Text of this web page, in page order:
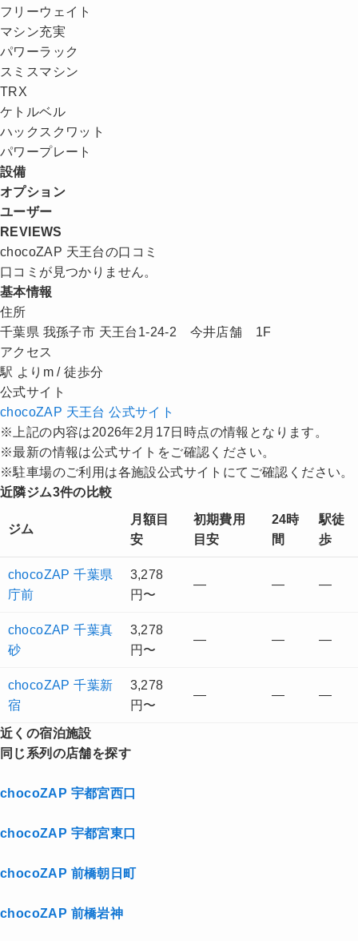
フリーウェイト
マシン充実
パワーラック
スミスマシン
TRX
ケトルベル
ハックスクワット
パワープレート
設備
オプション
ユーザー
REVIEWS
chocoZAP 天王台の口コミ
口コミが見つかりません。
基本情報
住所
千葉県 我孫子市 天王台1-24-2 今井店舗 1F
アクセス
駅 よりm / 徒歩分
公式サイト
chocoZAP 天王台 公式サイト
※上記の内容は2026年2月17日時点の情報となります。
※最新の情報は公式サイトをご確認ください。
※駐車場のご利用は各施設公式サイトにてご確認ください。
近隣ジム3件の比較
ジム
月額目
安
初期費用
目安
24時
間
駅徒
歩
chocoZAP 千葉県
庁前
3,278
円〜
— — —
chocoZAP 千葉真
砂
3,278
円〜
— — —
chocoZAP 千葉新
宿
3,278
円〜
— — —
近くの宿泊施設
同じ系列の店舗を探す
chocoZAP 宇都宮西口
chocoZAP 宇都宮東口
chocoZAP 前橋朝日町
chocoZAP 前橋岩神